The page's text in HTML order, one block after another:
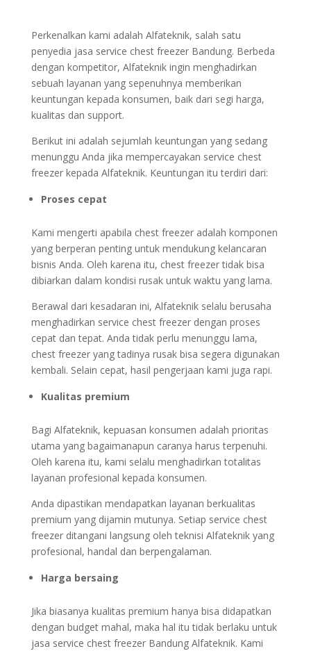
Perkenalkan kami adalah Alfateknik, salah satu
penyedia jasa service chest freezer Bandung. Berbeda
dengan kompetitor, Alfateknik ingin menghadirkan
sebuah layanan yang sepenuhnya memberikan
keuntungan kepada konsumen, baik dari segi harga,
kualitas dan support.
Berikut ini adalah sejumlah keuntungan yang sedang
menunggu Anda jika mempercayakan service chest
freezer kepada Alfateknik. Keuntungan itu terdiri dari:
Proses cepat
Kami mengerti apabila chest freezer adalah komponen
yang berperan penting untuk mendukung kelancaran
bisnis Anda. Oleh karena itu, chest freezer tidak bisa
dibiarkan dalam kondisi rusak untuk waktu yang lama.
Berawal dari kesadaran ini, Alfateknik selalu berusaha
menghadirkan service chest freezer dengan proses
cepat dan tepat. Anda tidak perlu menunggu lama,
chest freezer yang tadinya rusak bisa segera digunakan
kembali. Selain cepat, hasil pengerjaan kami juga rapi.
Kualitas premium
Bagi Alfateknik, kepuasan konsumen adalah prioritas
utama yang bagaimanapun caranya harus terpenuhi.
Oleh karena itu, kami selalu menghadirkan totalitas
layanan profesional kepada konsumen.
Anda dipastikan mendapatkan layanan berkualitas
premium yang dijamin mutunya. Setiap service chest
freezer ditangani langsung oleh teknisi Alfateknik yang
profesional, handal dan berpengalaman.
Harga bersaing
Jika biasanya kualitas premium hanya bisa didapatkan
dengan budget mahal, maka hal itu tidak berlaku untuk
jasa service chest freezer Bandung Alfateknik. Kami